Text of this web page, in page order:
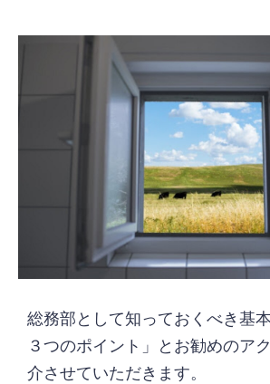
総務部として知っておくべき基
３つのポイント」とお勧めのア
介させていただきます。